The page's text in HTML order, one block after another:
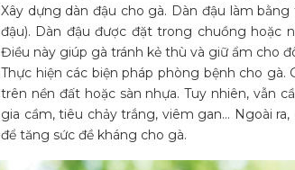
Xây dựng dàn đậu cho gà. Dàn đậu làm
đậu). Dàn đậu được đặt trong chuồng hoặc
Điều này giúp gà tránh kẻ thù và giữ ẩm cho
Thực hiện các biện pháp phòng bệnh cho
trên nền đất hoặc sàn nhựa. Tuy nhiên, vẫn
gia cầm, tiêu chảy trắng, viêm gan… Ngoài
để tăng sức đề kháng cho gà.